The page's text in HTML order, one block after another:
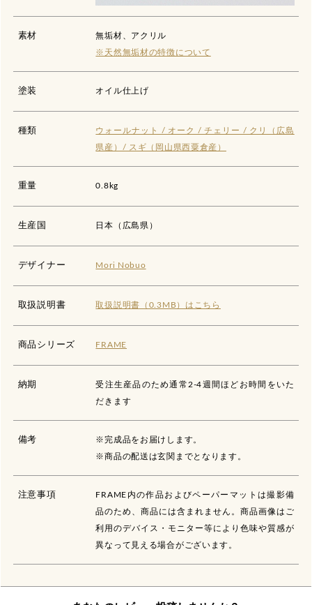
素材
無垢材、アクリル
※天然無垢材の特徴について
塗装 オイル仕上げ
種類
ウォールナット / オーク / チェリー / クリ（広島
県産）/ スギ（岡山県西粟倉産）
重量 0.8kg
生産国 日本（広島県）
デザイナー Mori Nobuo
取扱説明書 取扱説明書（0.3MB）はこちら
商品シリーズ FRAME
納期
受注生産品のため通常2-4週間ほどお時間をいた
だきます
備考
※完成品をお届けします。
※商品の配送は玄関までとなります。
注意事項
FRAME内の作品およびペーパーマットは撮影備
品のため、商品には含まれません。商品画像はご
利用のデバイス・モニター等により色味や質感が
異なって見える場合がございます。